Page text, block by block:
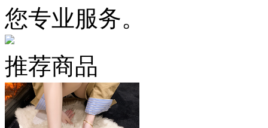
您专业服务。
推荐商品